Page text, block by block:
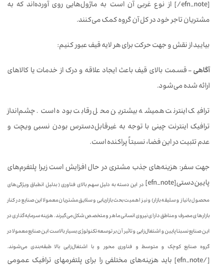
[/efn_note] از نوع غربی آن است به ماژول‌هایی روی آورده‌اند که به
مشتریان تاجر خود در کل آن گروه کمک می‌کنند.
بیایید از نقش و جهت حرکت برای هر لایه قیف عبور کنیم:
آگاهی– قسمت بالای قیف باعث ایجاد علاقه و درک از خدمات یا کالاهای
ارائه شده می‌شود.
ترافیک اینترنت همیشه بیشترین محل رقابت بوده است. چشم‌انداز
ترافیک اینترنت چینی با توجه به غیرقابل‌دسترس بودن نسبی ویچت و
عدم تثبیت در این فضا، نسبتاً پراکنده است.
جهت سفر: هزینه‌های جذب مشتری در حال افزایش است زیرا پلتفرم‌های
پایین‌دستی[efn_note]
در این دسته به دلیل سهم بالای فناوری ( بدلیل انطباق ویژگی‌های
محصول با نیاز و سلیقه بازار) و نیز اهمیت بحث بازاریابی و سلایق مشتریان معمولا این صنایع در کنار
بازارهای مصرف و مناطق دارای نیروی انسانی ماهر و متخصص شکل می‌گیرند. هزینه سرمایه‌گذاری در
این صنایع نسبتا پایین و اشتغال‌زایی و تاثیر آن بر توسعه تکنولوژی بسیار بالاست این صنایع معمولا در
گروه صنایع کوچک و متوسط و فناوری محور و با اشتغال‌زایی بالا طبقه‌بندی می‌شوند.
[/efn_note] باید هزینه‌های مختلفی را برای پلتفرم‏های ترافیک عمومی